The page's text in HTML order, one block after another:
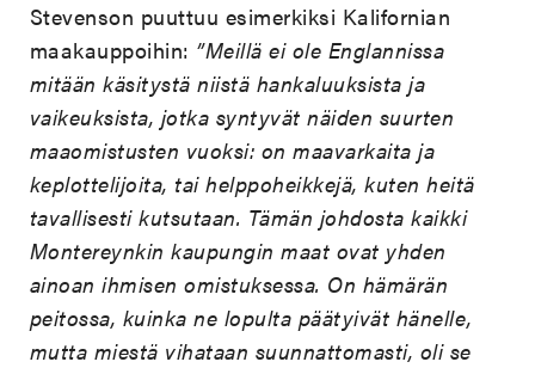
Stevenson puuttuu esimerkiksi Kalifornian
maakauppoihin: ”Meillä ei ole Englannissa
mitään käsitystä niistä hankaluuksista ja
vaikeuksista, jotka syntyvät näiden suurten
maaomistusten vuoksi: on maavarkaita ja
keplottelijoita, tai helppoheikkejä, kuten heitä
tavallisesti kutsutaan. Tämän johdosta kaikki
Montereynkin kaupungin maat ovat yhden
ainoan ihmisen omistuksessa. On hämärän
peitossa, kuinka ne lopulta päätyivät hänelle,
mutta miestä vihataan suunnattomasti, oli se